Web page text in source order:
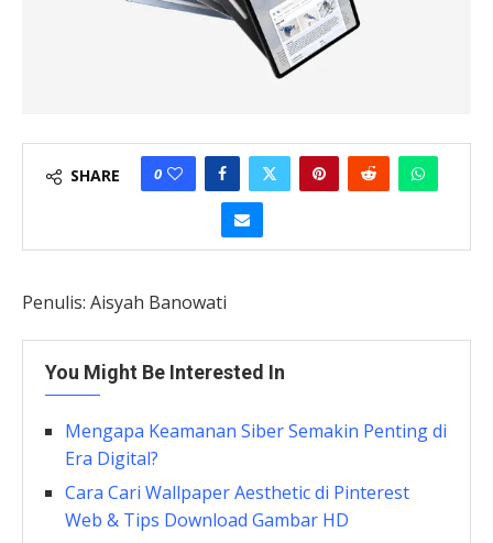
SHARE 0
Penulis: Aisyah Banowati
You Might Be Interested In
Mengapa Keamanan Siber Semakin Penting di
Era Digital?
Cara Cari Wallpaper Aesthetic di Pinterest
Web & Tips Download Gambar HD